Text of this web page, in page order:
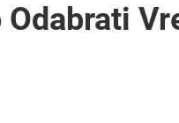
Odabrati